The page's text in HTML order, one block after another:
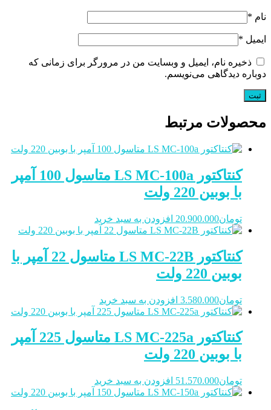
نام *
ایمیل *
ذخیره نام، ایمیل و وبسایت من در مرورگر برای زمانی که
دوباره دیدگاهی می‌نویسم.
محصولات مرتبط
کنتاکتور LS MC-100a متاسول 100 آمپر
با بوبین 220 ولت
تومان20.900.000 افزودن به سبد خرید
کنتاکتور LS MC-22B متاسول 22 آمپر با
بوبین 220 ولت
تومان3.580.000 افزودن به سبد خرید
کنتاکتور LS MC-225a متاسول 225 آمپر
با بوبین 220 ولت
تومان51.570.000 افزودن به سبد خرید